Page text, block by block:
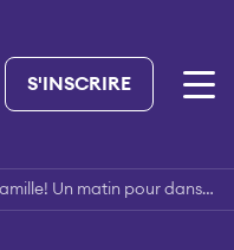
S'INSCRIRE
Dimanche, c’est famille! Un matin pour danser